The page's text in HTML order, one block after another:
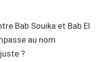
Bab Souika et Bab El
au nom
?